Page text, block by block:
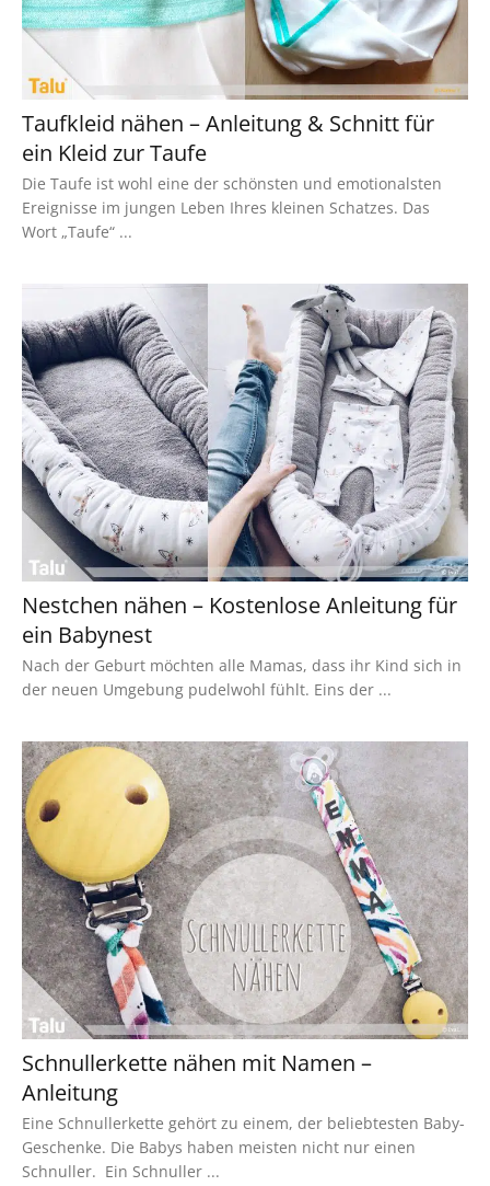
Taufkleid nähen – Anleitung & Schnitt für
ein Kleid zur Taufe
Die Taufe ist wohl eine der schönsten und emotionalsten
Ereignisse im jungen Leben Ihres kleinen Schatzes. Das
Wort „Taufe“ ...
Nestchen nähen – Kostenlose Anleitung für
ein Babynest
Nach der Geburt möchten alle Mamas, dass ihr Kind sich in
der neuen Umgebung pudelwohl fühlt. Eins der ...
Schnullerkette nähen mit Namen –
Anleitung
Eine Schnullerkette gehört zu einem, der beliebtesten Baby-
Geschenke. Die Babys haben meisten nicht nur einen
Schnuller. Ein Schnuller ...